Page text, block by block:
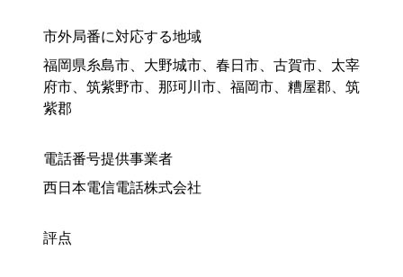
市外局番に対応する地域
福岡県糸島市、大野城市、春日市、古賀市、太宰
府市、筑紫野市、那珂川市、福岡市、糟屋郡、筑
紫郡
電話番号提供事業者
西日本電信電話株式会社
評点